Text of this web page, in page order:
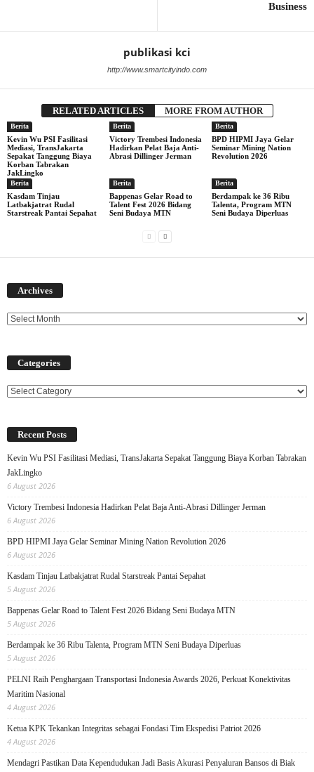
Business
publikasi kci
http://www.smartcityindo.com
RELATED ARTICLES MORE FROM AUTHOR
Berita
Kevin Wu PSI Fasilitasi
Mediasi, TransJakarta
Sepakat Tanggung Biaya
Korban Tabrakan
JakLingko
Berita
Victory Trembesi Indonesia
Hadirkan Pelat Baja Anti-
Abrasi Dillinger Jerman
Berita
BPD HIPMI Jaya Gelar
Seminar Mining Nation
Revolution 2026
Berita
Kasdam Tinjau
Latbakjatrat Rudal
Starstreak Pantai Sepahat
Berita
Bappenas Gelar Road to
Talent Fest 2026 Bidang
Seni Budaya MTN
Berita
Berdampak ke 36 Ribu
Talenta, Program MTN
Seni Budaya Diperluas
Archives
Categories
Categories
Recent Posts
Kevin Wu PSI Fasilitasi Mediasi, TransJakarta Sepakat Tanggung Biaya Korban Tabrakan
JakLingko
6 August 2026
Victory Trembesi Indonesia Hadirkan Pelat Baja Anti-Abrasi Dillinger Jerman
6 August 2026
BPD HIPMI Jaya Gelar Seminar Mining Nation Revolution 2026
6 August 2026
Kasdam Tinjau Latbakjatrat Rudal Starstreak Pantai Sepahat
5 August 2026
Bappenas Gelar Road to Talent Fest 2026 Bidang Seni Budaya MTN
5 August 2026
Berdampak ke 36 Ribu Talenta, Program MTN Seni Budaya Diperluas
5 August 2026
PELNI Raih Penghargaan Transportasi Indonesia Awards 2026, Perkuat Konektivitas
Maritim Nasional
4 August 2026
Ketua KPK Tekankan Integritas sebagai Fondasi Tim Ekspedisi Patriot 2026
4 August 2026
Mendagri Pastikan Data Kependudukan Jadi Basis Akurasi Penyaluran Bansos di Biak